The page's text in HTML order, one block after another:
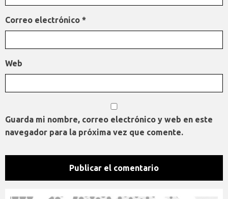
Correo electrónico *
Web
Guarda mi nombre, correo electrónico y web en este
navegador para la próxima vez que comente.